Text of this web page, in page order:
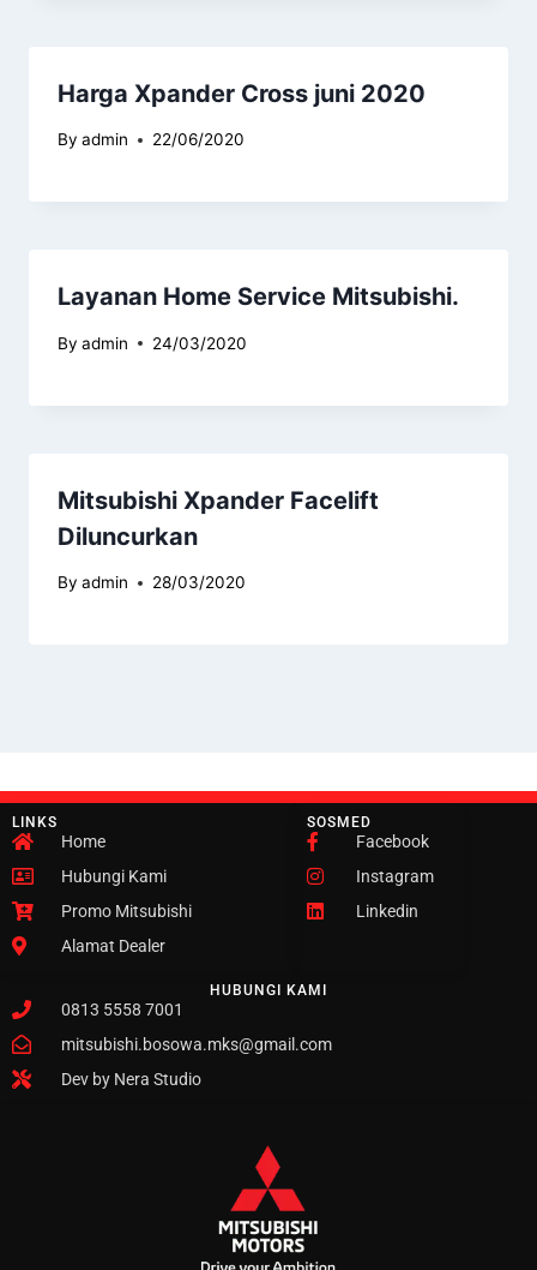
Harga Xpander Cross juni 2020
By admin 22/06/2020
Layanan Home Service Mitsubishi.
By admin 24/03/2020
Mitsubishi Xpander Facelift
Diluncurkan
By admin 28/03/2020
LINKS
Home
Hubungi Kami
Promo Mitsubishi
Alamat Dealer
SOSMED
Facebook
Instagram
Linkedin
HUBUNGI KAMI
0813 5558 7001
mitsubishi.bosowa.mks@gmail.com
Dev by Nera Studio